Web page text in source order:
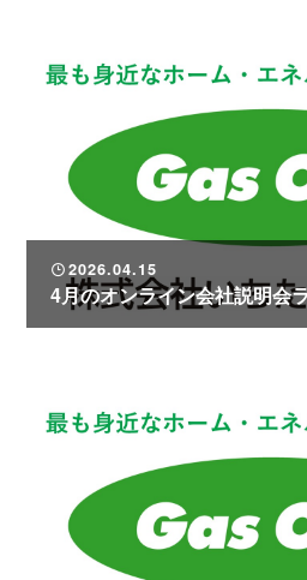
2026.04.15
4月のオンライン会社説明会